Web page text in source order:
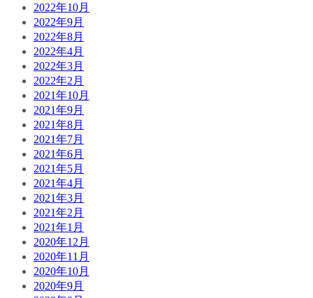
2022年10月
2022年9月
2022年8月
2022年4月
2022年3月
2022年2月
2021年10月
2021年9月
2021年8月
2021年7月
2021年6月
2021年5月
2021年4月
2021年3月
2021年2月
2021年1月
2020年12月
2020年11月
2020年10月
2020年9月